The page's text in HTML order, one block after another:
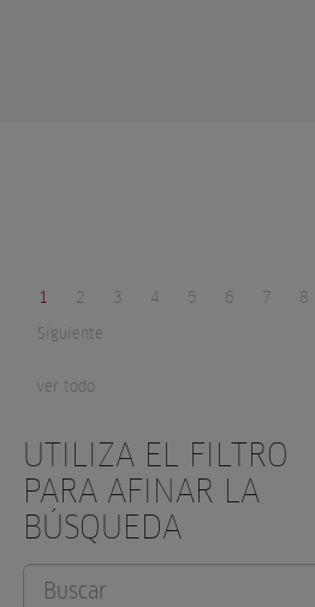
1 2 3 4 5 6 7 8
Siguiente
ver todo
UTILIZA EL FILTRO
PARA AFINAR LA
BÚSQUEDA